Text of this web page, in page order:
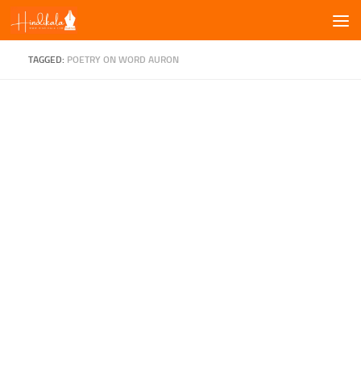
Skip to content
TAGGED: POETRY ON WORD AURON